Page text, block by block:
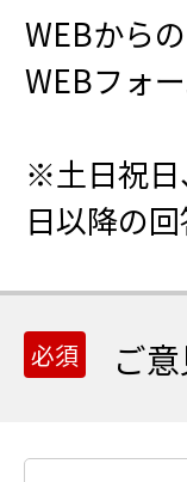
WEBから
WEBフォ
※土日祝日
日以降の
ご